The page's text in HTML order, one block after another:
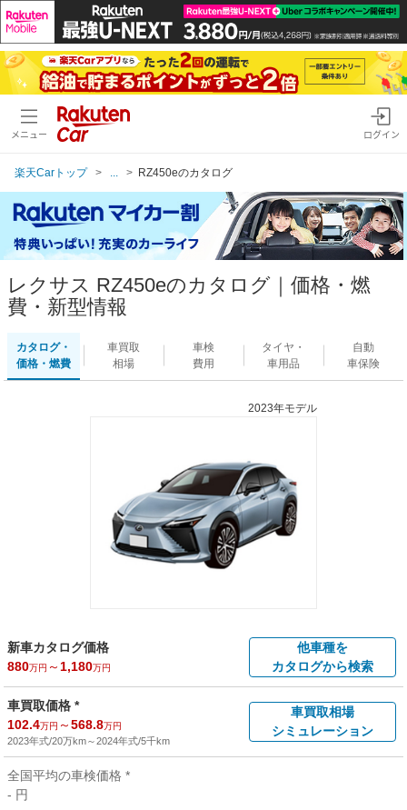
メニュー ログイン
楽天Carトップ RZ450eのカタログ
レクサス RZ450eのカタログ｜価格・燃
費・新型情報
カタログ・
価格・燃費
車買取
相場
車検
費用
タイヤ・
車用品
自動
車保険
2023年モデル
新車カタログ価格
880万円 ～ 1,180万円
他車種を
カタログから検索
車買取価格 *
102.4万円 ～568.8万円
2023年式/20万km～2024年式/5千km
車買取相場
シミュレーション
全国平均の車検価格 *
- 円